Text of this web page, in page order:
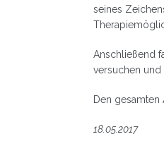
seines
Anschließend
versuchen und
Den
18.05.2017